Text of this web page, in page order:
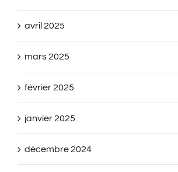
avril 2025
mars 2025
février 2025
janvier 2025
décembre 2024